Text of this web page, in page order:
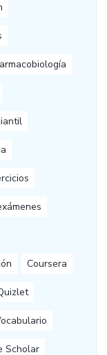
Coursera
Scholar